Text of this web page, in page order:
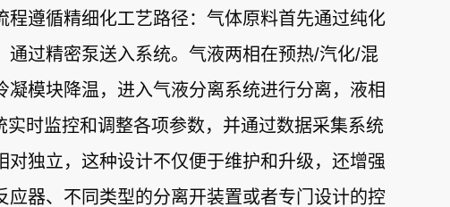
遵循精细化工艺路径：气体原料首先通过纯化
过精密泵送入系统。气液两相在预热/汽化/混
模块降温，进入气液分离系统进行分离，液相
时监控和调整各项参数，并通过数据采集系统
独立，这种设计不仅便于维护和升级，还增强
器、不同类型的分离开装置或者专门设计的控